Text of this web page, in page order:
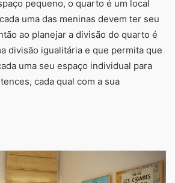
pequeno, o quarto é um local
uma das meninas devem ter seu
ao planejar a divisão do quarto é
divisão igualitária e que permita que
uma seu espaço individual para
cada qual com a sua